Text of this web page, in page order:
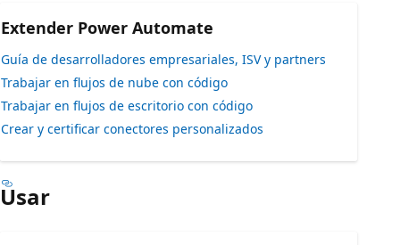
Extender Power Automate
Guía de desarrolladores empresariales, ISV y partners
Trabajar en flujos de nube con código
Trabajar en flujos de escritorio con código
Crear y certificar conectores personalizados
Usar